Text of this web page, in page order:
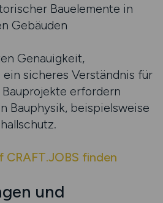
Bauelemente in
Gebäuden
Genauigkeit,
sicheres Verständnis für
erfordern
Bauphysik, beispielsweise
CRAFT.JOBS finden
und